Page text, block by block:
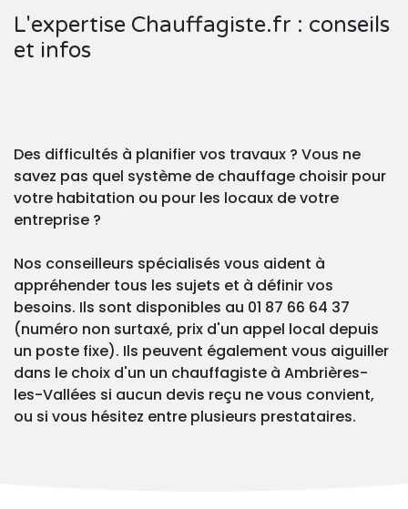
L'expertise Chauffagiste.fr : conseils
et infos
Des difficultés à planifier vos travaux ? Vous ne
savez pas quel système de chauffage choisir pour
votre habitation ou pour les locaux de votre
entreprise ?
Nos conseilleurs spécialisés vous aident à
appréhender tous les sujets et à définir vos
besoins. Ils sont disponibles au 01 87 66 64 37
(numéro non surtaxé, prix d'un appel local depuis
un poste fixe). Ils peuvent également vous aiguiller
dans le choix d'un un chauffagiste à Ambrières-
les-Vallées si aucun devis reçu ne vous convient,
ou si vous hésitez entre plusieurs prestataires.